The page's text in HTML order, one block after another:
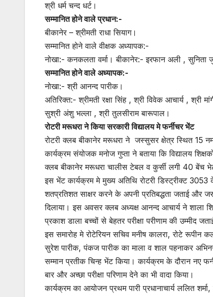
श्री धर्म चन्द धर्ट।
सम्मानित होने वाले प्रधान:-
बीकानेर – श्रीमती राधा सियाग।
सम्मानित होने वाले वीक्षक अध्यापक:-
नोखा:- कनकलता वर्मा। बीकानेर:- इरफान अली , सुनिता
सम्मानित होने वाले अध्यापक:-
नोखा:- श्री आनन्द पारीक।
अतिरिक्त:- श्रीमती रक्षा सिंह , श्री विवेक आचार्य , श्री
सुश्री अंशु भल्ला , श्री तुलसीराम बारूपाल।
रोटरी मरूधरा ने किया सरकारी विद्यालय मे फर्नीचर भेंट
रोटरी क्लब बीकानेर मरूधरा ने जस्सुसर क्षेत्र स्थित 15
कार्यक्रम संयोजक मनोज गुप्ता ने बताया कि विद्यालय
क्लब बीकानेर मरूधरा चालीस टेबल व कुर्सी लगी 40 बेंच
इस भेंट कार्यक्रम मे मुख्य अतिथि रोटरी डिस्ट्रीक्ट 3053 के
शतप्रतिशत साक्षर करने के अपनी प्रतिबद्धता जताई और
दिलाया। इस अवसर क्लब अध्यक्ष आनन्द आचार्य ने शाला
प्रकाश डाला बच्चों से बेहतर परीक्षा परीणाम की उम्मीद
इस समारोह मे रोटेरियन सचिव मनीष कालरा, रोटे रूपीन
सुरेश पारीक, पंकज पारीक का माला व शाल पहनाकर
सम्मान प्रतीक चिन्ह भेंट किया। कार्यक्रम के दौरान नए
बार और अच्छा परीक्षा परिणाम देने का भी वादा किया।
कार्यक्रम का आयोजन प्रथम पारी प्रधानाचार्य ललित